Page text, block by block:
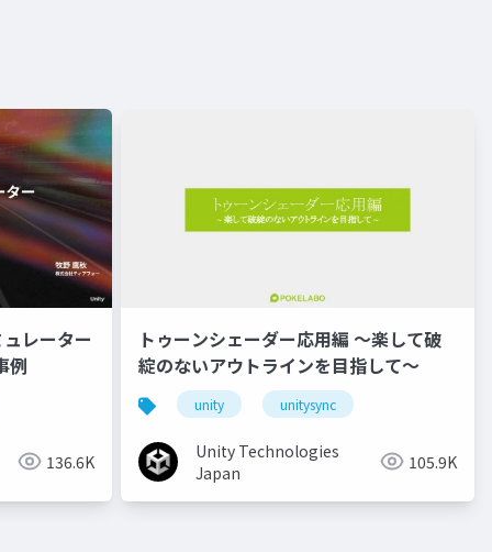
レーター
例
136.6K
トゥーンシェーダー応用編 ～楽して破
綻のないアウトラインを目指して～
unity unitysync
Unity Technologies
Japan
105.9K